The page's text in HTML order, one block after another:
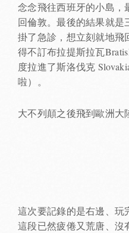
念念飛往西班牙的小島，
回倫敦。最後的結果就是
掛了急診，想立刻就地飛
得不訂布拉提斯拉瓦
度拉進了斯洛伐克
啦）。
大不列顛之後飛到歐洲大
這次要記錄的是右邊、玩
這段已然疲倦又荒唐、沒